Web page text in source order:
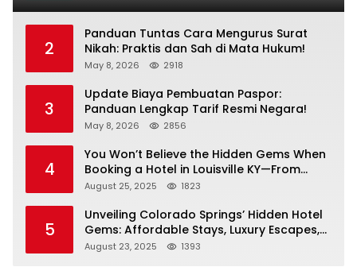
2
Panduan Tuntas Cara Mengurus Surat
Nikah: Praktis dan Sah di Mata Hukum!
May 8, 2026 2918
3
Update Biaya Pembuatan Paspor:
Panduan Lengkap Tarif Resmi Negara!
May 8, 2026 2856
4
You Won’t Believe the Hidden Gems When
Booking a Hotel in Louisville KY—From
Cheap to Luxe!
August 25, 2025 1823
5
Unveiling Colorado Springs’ Hidden Hotel
Gems: Affordable Stays, Luxury Escapes,
and Everything In Between!
August 23, 2025 1393